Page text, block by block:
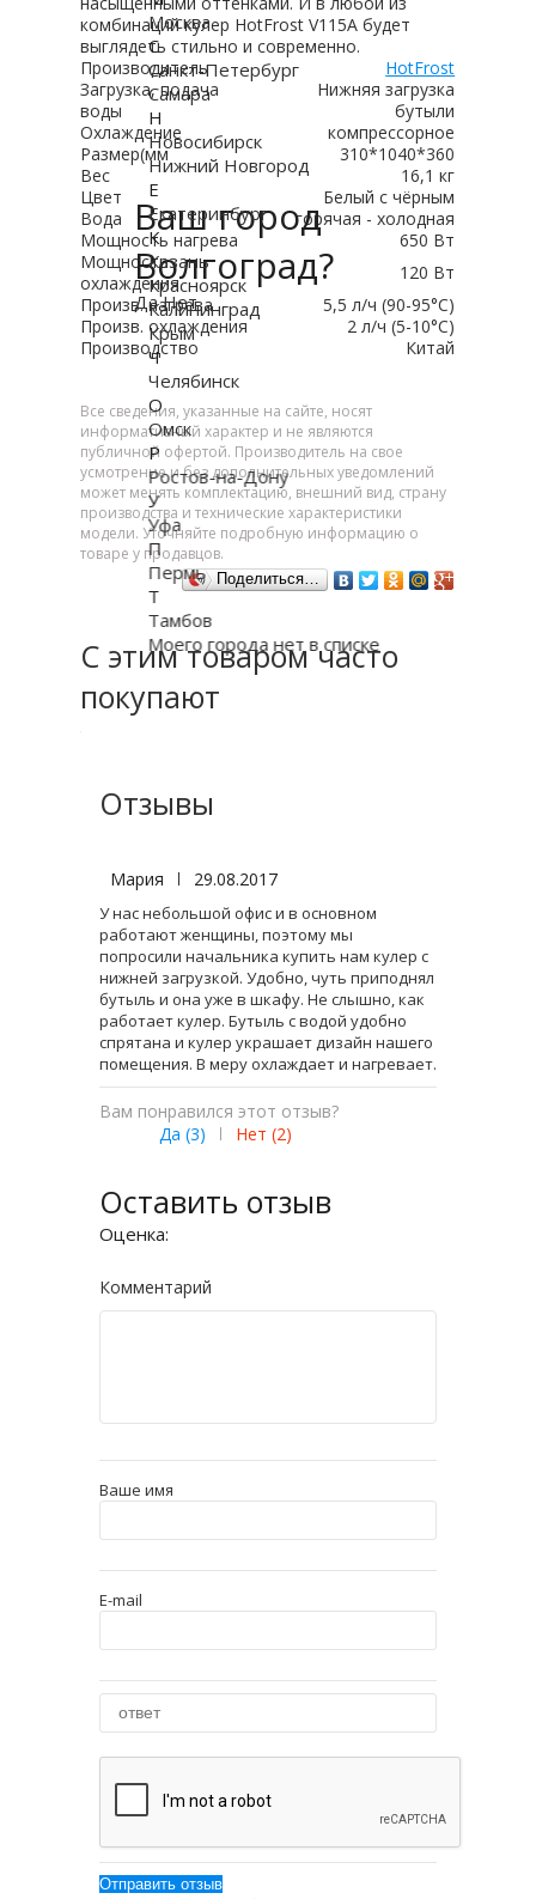
комбинаций кулер HotFrost V115A будет
выглядеть стильно и современно.
Производитель
HotFrost
Загрузка, подача
воды
Нижняя загрузка
бутыли
Охлаждение
компрессорное
Размер(мм
310*1040*360
Вес
16,1 кг
Цвет
Белый с чёрным
Вода
горячая - холодная
Мощность нагрева
650 Вт
Мощность
охлаждения
120 Вт
Произв. нагрева
5,5 л/ч (90-95°C)
Произв. охлаждения
2 л/ч (5-10°C)
Производство
Китай
Все сведения, указанные на сайте, носят
информативный характер и не являются
публичной офертой. Производитель на свое
усмотрение и без дополнительных уведомлений
может менять комплектацию, внешний вид, страну
производства и технические характеристики
модели. Уточняйте подробную информацию о
товаре у продавцов.
Поделиться…
С этим товаром часто
покупают
Отзывы
Мария | 29.08.2017
У нас небольшой офис и в основном
работают женщины, поэтому мы
попросили начальника купить нам кулер с
нижней загрузкой. Удобно, чуть приподнял
бутыль и она уже в шкафу. Не слышно, как
работает кулер. Бутыль с водой удобно
спрятана и кулер украшает дизайн нашего
помещения. В меру охлаждает и нагревает.
Вам понравился этот отзыв?
Да (3) | Нет (2)
Оставить отзыв
Оценка:
Комментарий
Ваше имя
E-mail
Ваш город
Волгоград?
Да Нет
Москва
С
Санкт-Петербург
Самара
Н
Новосибирск
Нижний Новгород
Е
Екатеринбург
К
Казань
Красноярск
Калининград
Крым
Ч
Челябинск
О
Омск
Р
Ростов-на-Дону
У
Уфа
П
Пермь
Т
Тамбов
Моего города нет в списке